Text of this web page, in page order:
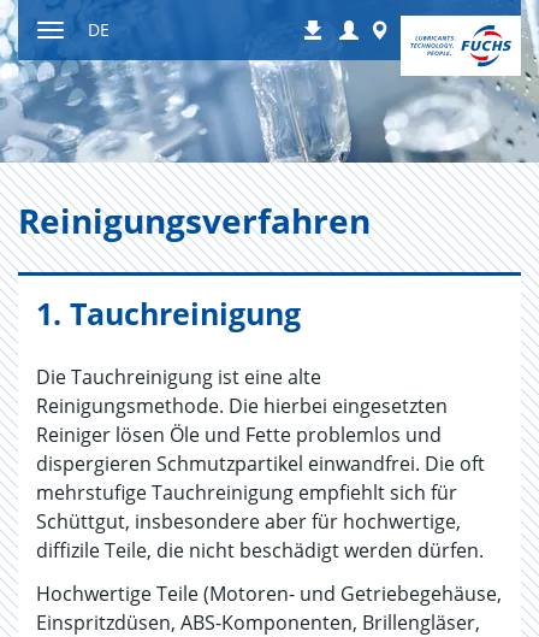
Zum
Inhalt Navigation
ein-
bzw.
ausblenden
Downloads
Login Worldwide
DE
Rei­ni­gungs­ver­fah­ren
1. Tauchreinigung
Die Tauchreinigung ist eine alte
Reinigungsmethode. Die hierbei eingesetzten
Reiniger lösen Öle und Fette problemlos und
dispergieren Schmutzpartikel einwandfrei. Die oft
mehrstufige Tauchreinigung empfiehlt sich für
Schüttgut, insbesondere aber für hochwertige,
diffizile Teile, die nicht beschädigt werden dürfen.
Hochwertige Teile (Motoren- und Getriebegehäuse,
Einspritzdüsen, ABS-Komponenten, Brillengläser,